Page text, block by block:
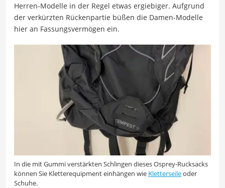
Herren-Modelle in der Regel etwas ergiebiger. Aufgrund
der verkürzten Rückenpartie büßen die Damen-Modelle
hier an Fassungsvermögen ein.
In die mit Gummi verstärkten Schlingen dieses Osprey-Rucksacks
können Sie Kletterequipment einhängen wie Kletterseileoder
Schuhe.